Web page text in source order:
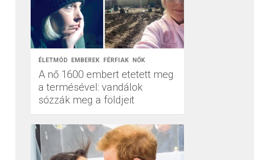
ÉLETMÓD EMBEREK FÉRFIAK NŐK
A nő 1600 embert etetett meg
a termésével: vandálok
sózzák meg a földjeit